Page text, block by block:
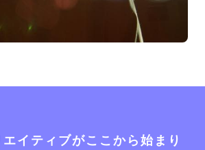
イティブがここから始まり